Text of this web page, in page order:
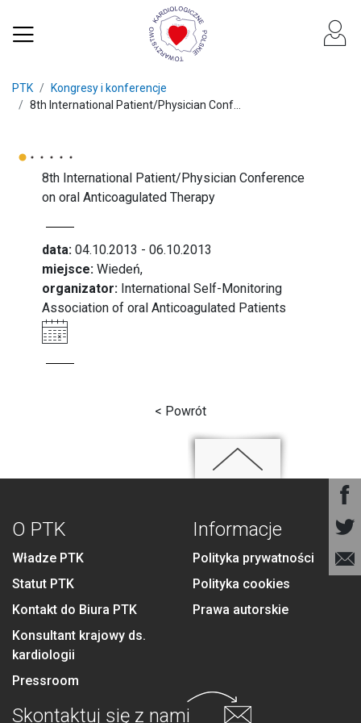
PTK
Kongresy i konferencje
8th International Patient/Physician Conf...
8th International Patient/Physician Conference
on oral Anticoagulated Therapy
data: 04.10.2013 - 06.10.2013
miejsce: Wiedeń,
organizator: International Self-Monitoring
Association of oral Anticoagulated Patients
< Powrót
O PTK
Władze PTK
Statut PTK
Kontakt do Biura PTK
Konsultant krajowy ds.
kardiologii
Pressroom
Informacje
Polityka prywatności
Polityka cookies
Prawa autorskie
Skontaktuj się z nami